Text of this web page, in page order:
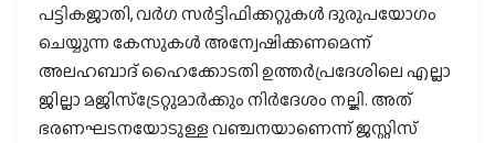
പട്ടികജാതി, വര്‍ഗ സര്‍ട്ടിഫിക്കറ്റുകള്‍ ദുരുപയോഗം
ചെയ്യുന്ന കേസുകള്‍ അന്വേഷിക്കണമെന്ന്
അലഹബാദ് ഹൈക്കോടതി ഉത്തര്‍പ്രദേശിലെ എല്ലാ
ജില്ലാ മജിസ്ട്രേറ്റുമാര്‍ക്കും നിര്‍ദേശം നല്കി. അത്
ഭരണഘടനയോടുള്ള വഞ്ചനയാണെന്ന് ജസ്റ്റിസ്